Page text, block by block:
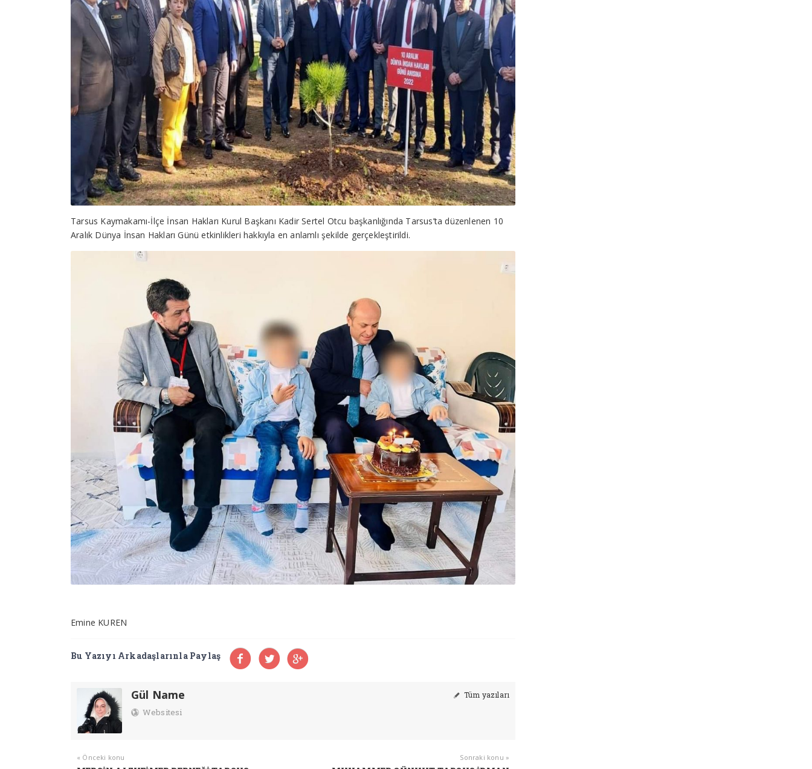
Tarsus Kaymakamı-İlçe İnsan Hakları Kurul Başkanı Kadir Sertel Otcu başkanlığında Tarsus’ta düzenlenen 10
Aralık Dünya İnsan Hakları Günü etkinlikleri hakkıyla en anlamlı şekilde gerçekleştirildi.
Emine KUREN
Bu Yazıyı Arkadaşlarınla Paylaş
Gül Name Tüm yazıları
Websitesi
« Önceki konu Sonraki konu »